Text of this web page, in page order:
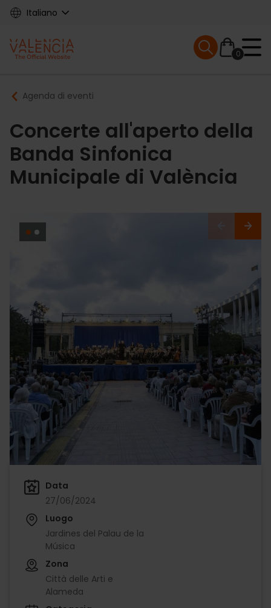
Skip
content
Italiano
Main
navigation
0
Mobile menu
Breadcrumb
Agenda di eventi
Concerte all'aperto della
Banda Sinfonica
Municipale di València
Data
27/06/2024
Luogo
Jardines del Palau de la
Música
Zona
Città delle Arti e
Alameda